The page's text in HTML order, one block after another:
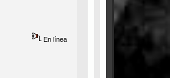
En línea